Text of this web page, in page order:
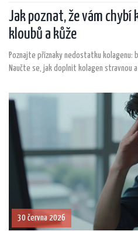
Jak poznat, že vám chybí
kloubů a kůže
Poznajte příznaky nedostatku kolagenu:
Naučte se, jak doplnit kolagen stravnou
30 června 2026